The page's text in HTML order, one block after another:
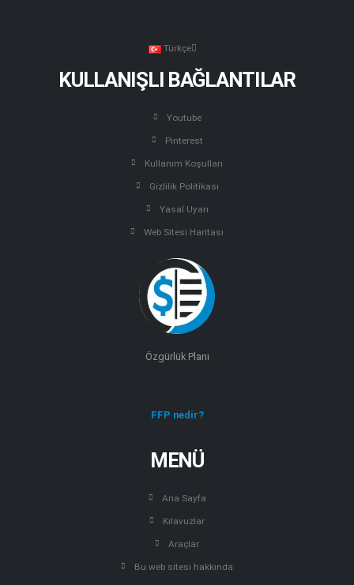
Türkçe
KULLANIŞLI BAĞLANTILAR
Youtube
Pinterest
Kullanım Koşulları
Gizlilik Politikası
Yasal Uyarı
Web Sitesi Haritası
Özgürlük Planı
FFP nedir?
MENÜ
Ana Sayfa
Kılavuzlar
Araçlar
Bu web sitesi hakkında